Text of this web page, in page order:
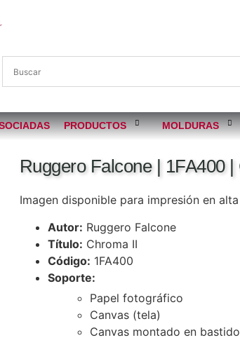
PRODUCTOS MOLDURAS
Ruggero Falcone | 1FA400
Imagen disponible para impresión en
Autor: Ruggero Falcone
Título: Chroma II
Código: 1FA400
Soporte:
Papel fotográfico
Canvas (tela)
Canvas montado en